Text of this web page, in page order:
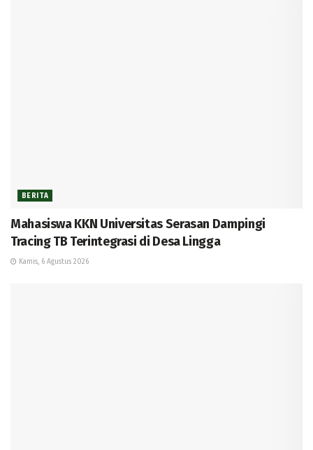
BERITA
Mahasiswa KKN Universitas Serasan Dampingi
Tracing TB Terintegrasi di Desa Lingga
Kamis, 6 Agustus 2026